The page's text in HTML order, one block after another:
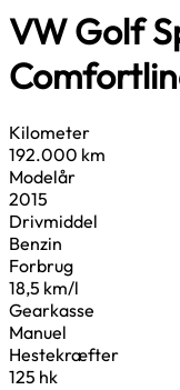
VW Golf
Kilometer
192.000 km
Modelår
2015
Drivmiddel
Benzin
Forbrug
18,5 km/l
Gearkasse
Manuel
Hestekræfter
125 hk